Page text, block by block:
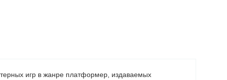
игр в жанре платформер, издаваемых